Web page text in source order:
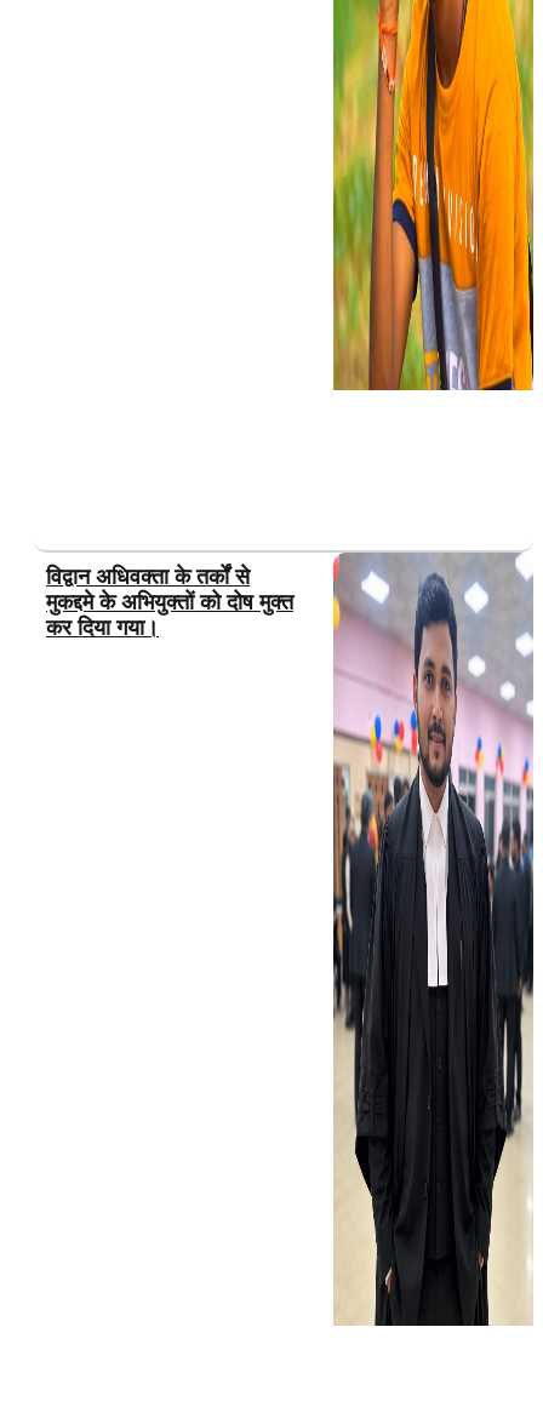
विद्वान अधिवक्ता के तर्कों से
मुकद्दमे के अभियुक्तों को दोष मुक्त
कर दिया गया।